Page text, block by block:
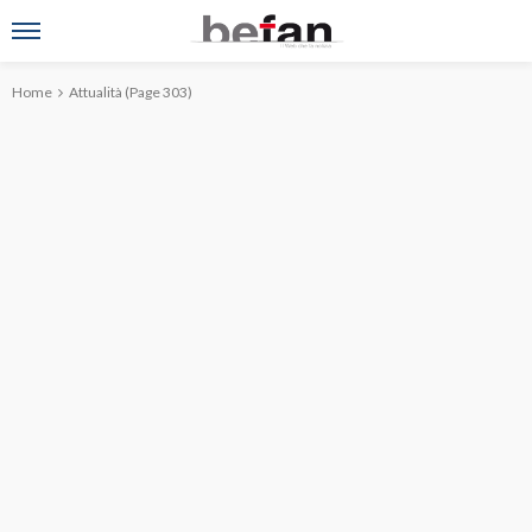
Home Attualità (Page 303)